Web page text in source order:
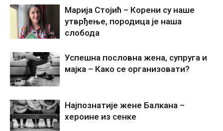
Марија Стојић – Корени су наше
утврђење, породица је наша
слобода
Успешна пословна жена, супруга и
мајка – Како се организовати?
Најпознатије жене Балкана –
хероине из сенке